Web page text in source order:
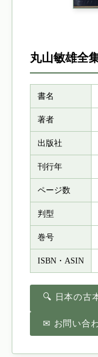
丸山敏雄全
書名
著者
出版社
刊行年
ページ数
判型
巻号
ISBN・ASIN
🔍 日本の古
✉ お問い合